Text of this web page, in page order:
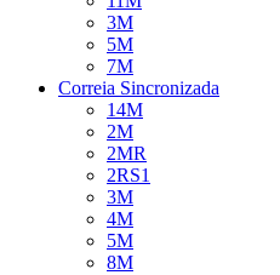
3M
5M
7M
Correia Sincronizada
14M
2M
2MR
2RS1
3M
4M
5M
8M